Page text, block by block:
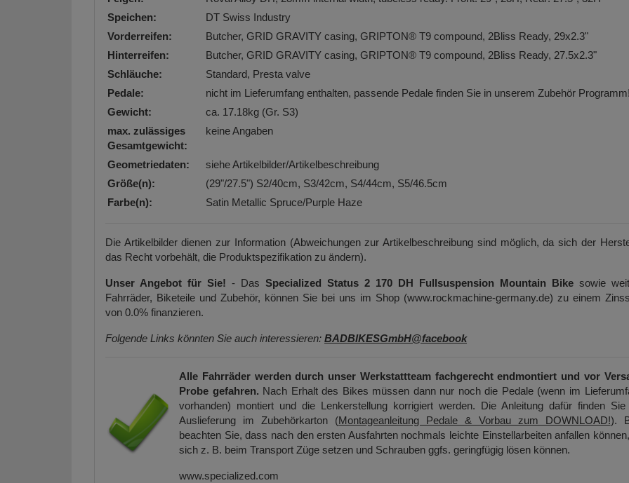
Speichen:
DT Swiss Industry
Vorderreifen:
Butcher, GRID GRAVITY casing, GRIPTON® T9 compound, 2Bliss Ready, 29x2.3"
Hinterreifen:
Butcher, GRID GRAVITY casing, GRIPTON® T9 compound, 2Bliss Ready, 27.5x2.3"
Schläuche:
Standard, Presta valve
Pedale:
nicht im Lieferumfang enthalten, passende Pedale finden Sie in unserem Zubehör
Gewicht:
ca. 17.18kg (Gr. S3)
max. zulässiges
Gesamtgewicht:
keine Angaben
Geometriedaten:
siehe Artikelbilder/Artikelbeschreibung
Größe(n):
(29"/27.5") S2/40cm, S3/42cm, S4/44cm, S5/46.5cm
Farbe(n):
Satin Metallic Spruce/Purple Haze
Die Artikelbilder dienen zur Information (Abweichungen zur Artikelbeschreibung sind möglich, da sich der
das Recht vorbehält, die Produktspezifikation zu ändern).
Unser Angebot für Sie! - Das Specialized Status 2 170 DH Fullsuspension Mountain Bikesowie
Fahrräder, Biketeile und Zubehör, können Sie bei uns im Shop (www.rockmachine-germany.de) zu einem
von 0.0% finanzieren.
Folgende Links könnten Sie auch interessieren: BADBIKESGmbH@facebook
Alle Fahrräder werden durch unser Werkstattteam fachgerecht endmontiert und vor
Probe gefahren. Nach Erhalt des Bikes müssen dann nur noch die Pedale (wenn im
vorhanden) montiert und die Lenkerstellung korrigiert werden. Die Anleitung dafür finden Sie
Auslieferung im Zubehörkarton (Montageanleitung Pedale & Vorbau zum DOWNLOAD!).
beachten Sie, dass nach den ersten Ausfahrten nochmals leichte Einstellarbeiten anfallen
sich z. B. beim Transport Züge setzen und Schrauben ggfs. geringfügig lösen können.
www.specialized.com